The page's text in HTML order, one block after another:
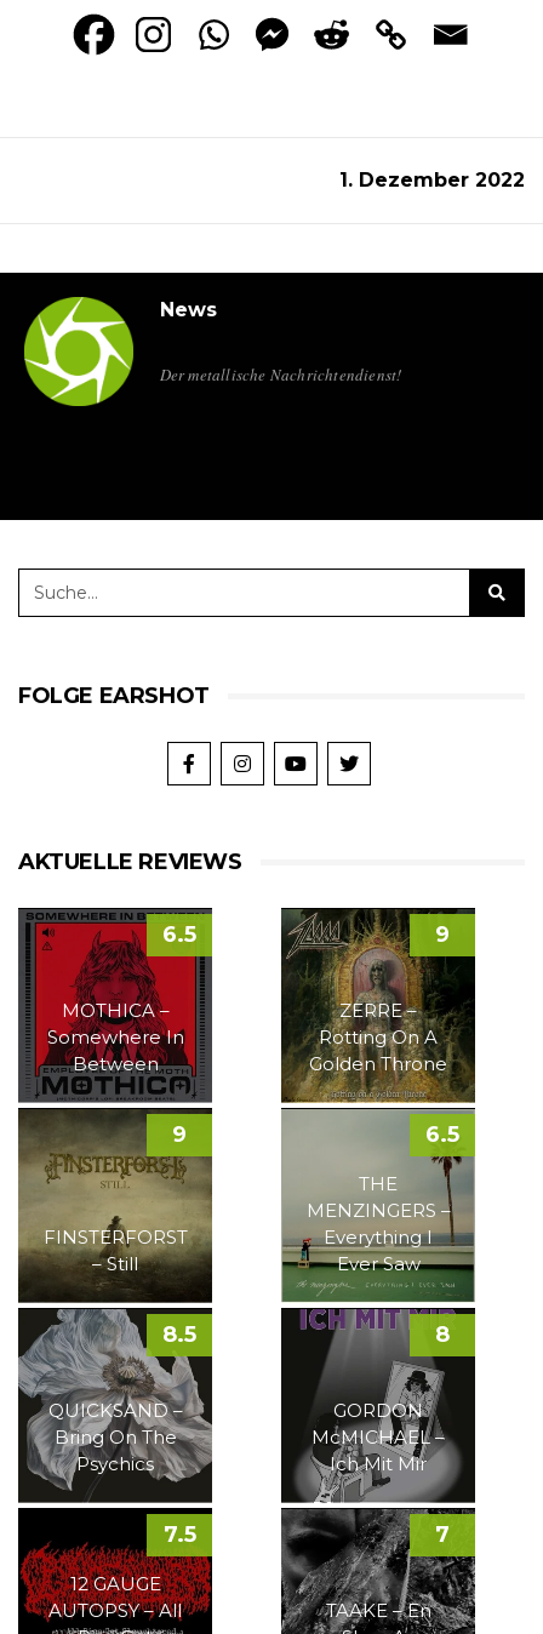
1. Dezember 2022
News
Der metallische Nachrichtendienst!
FOLGE EARSHOT
AKTUELLE REVIEWS
MOTHICA –
Somewhere In
Between
6.5
ZERRE –
Rotting On A
Golden Throne
9
FINSTERFORST
– Still
9
THE
MENZINGERS –
Everything I
Ever Saw
6.5
QUICKSAND –
Bring On The
Psychics
8.5
GORDON
McMICHAEL –
Ich Mit Mir
8
12 GAUGE
AUTOPSY – All
7.5
TAAKE – En
7